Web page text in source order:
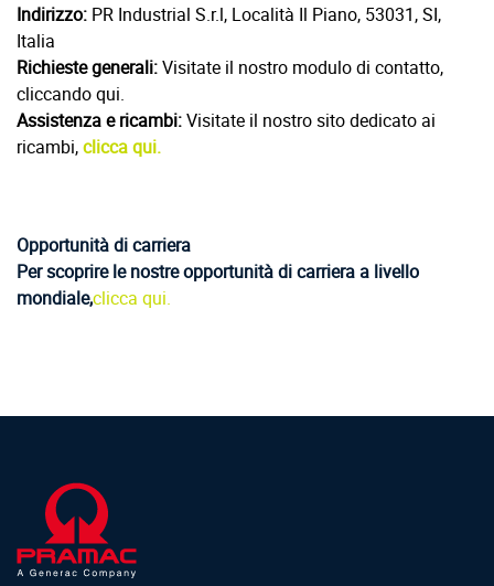
Indirizzo: PR Industrial S.r.l, Località Il Piano, 53031, SI,
Italia
Richieste generali:Visitate il nostro modulo di contatto,
cliccando qui.
Assistenza e ricambi:Visitate il nostro sito dedicato ai
ricambi,clicca qui.
Opportunità di carriera
Per scoprire le nostre opportunità di carriera a livello
mondiale,clicca qui.